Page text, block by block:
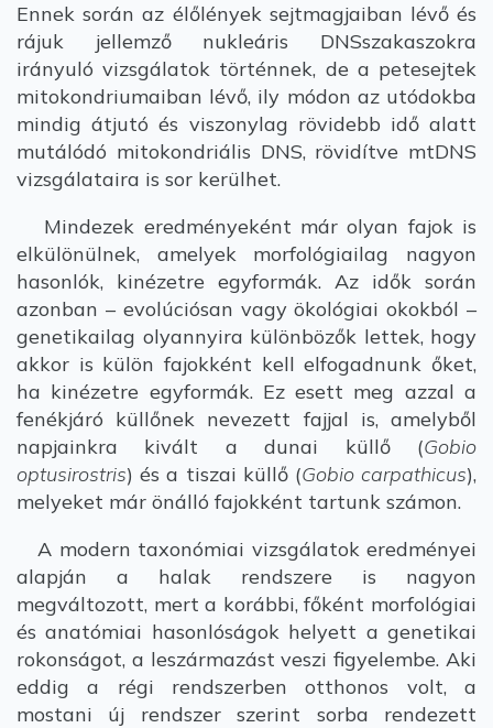
Ennek során az élőlények sejtmagjaiban lévő és
rájuk jellemző nukleáris DNSszakaszokra
irányuló vizsgálatok történnek, de a petesejtek
mitokondriumaiban lévő, ily módon az utódokba
mindig átjutó és viszonylag rövidebb idő alatt
mutálódó mitokondriális DNS, rövidítve mtDNS
vizsgálataira is sor kerülhet.
Mindezek eredményeként már olyan fajok is
elkülönülnek, amelyek morfológiailag nagyon
hasonlók, kinézetre egyformák. Az idők során
azonban – evolúciósan vagy ökológiai okokból –
genetikailag olyannyira különbözők lettek, hogy
akkor is külön fajokként kell elfogadnunk őket,
ha kinézetre egyformák. Ez esett meg azzal a
fenékjáró küllőnek nevezett fajjal is, amelyből
napjainkra kivált a dunai küllő (Gobio
optusirostris) és a tiszai küllő (Gobio carpathicus),
melyeket már önálló fajokként tartunk számon.
A modern taxonómiai vizsgálatok eredményei
alapján a halak rendszere is nagyon
megváltozott, mert a korábbi, főként morfológiai
és anatómiai hasonlóságok helyett a genetikai
rokonságot, a leszármazást veszi figyelembe. Aki
eddig a régi rendszerben otthonos volt, a
mostani új rendszer szerint sorba rendezett